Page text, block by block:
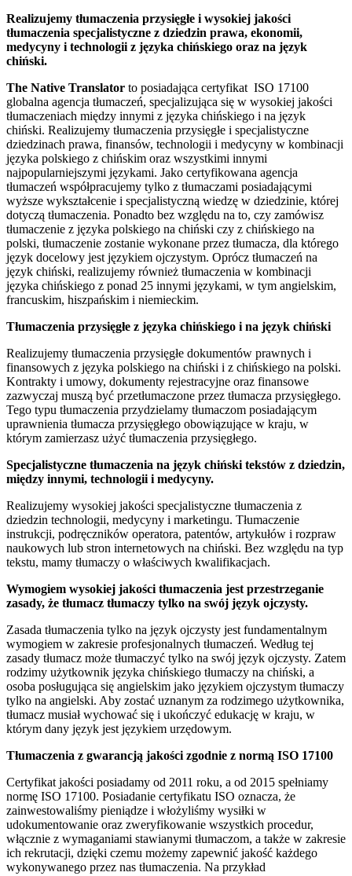
Realizujemy tłumaczenia przysięgłe i wysokiej jakości
tłumaczenia specjalistyczne z dziedzin prawa, ekonomii,
medycyny i technologii z języka chińskiego oraz na język
chiński.
The Native Translator to posiadająca certyfikat ISO 17100
globalna agencja tłumaczeń, specjalizująca się w wysokiej jakości
tłumaczeniach między innymi z języka chińskiego i na język
chiński. Realizujemy tłumaczenia przysięgłe i specjalistyczne
dziedzinach prawa, finansów, technologii i medycyny w kombinacji
języka polskiego z chińskim oraz wszystkimi innymi
najpopularniejszymi językami. Jako certyfikowana agencja
tłumaczeń współpracujemy tylko z tłumaczami posiadającymi
wyższe wykształcenie i specjalistyczną wiedzę w dziedzinie, której
dotyczą tłumaczenia. Ponadto bez względu na to, czy zamówisz
tłumaczenie z języka polskiego na chiński czy z chińskiego na
polski, tłumaczenie zostanie wykonane przez tłumacza, dla którego
język docelowy jest językiem ojczystym. Oprócz tłumaczeń na
język chiński, realizujemy również tłumaczenia w kombinacji
języka chińskiego z ponad 25 innymi językami, w tym angielskim,
francuskim, hiszpańskim i niemieckim.
Tłumaczenia przysięgłe z języka chińskiego i na język chiński
Realizujemy tłumaczenia przysięgłe dokumentów prawnych i
finansowych z języka polskiego na chiński i z chińskiego na polski.
Kontrakty i umowy, dokumenty rejestracyjne oraz finansowe
zazwyczaj muszą być przetłumaczone przez tłumacza przysięgłego.
Tego typu tłumaczenia przydzielamy tłumaczom posiadającym
uprawnienia tłumacza przysięgłego obowiązujące w kraju, w
którym zamierzasz użyć tłumaczenia przysięgłego.
Specjalistyczne tłumaczenia na język chiński tekstów z dziedzin,
między innymi, technologii i medycyny.
Realizujemy wysokiej jakości specjalistyczne tłumaczenia z
dziedzin technologii, medycyny i marketingu. Tłumaczenie
instrukcji, podręczników operatora, patentów, artykułów i rozpraw
naukowych lub stron internetowych na chiński. Bez względu na typ
tekstu, mamy tłumaczy o właściwych kwalifikacjach.
Wymogiem wysokiej jakości tłumaczenia jest przestrzeganie
zasady, że tłumacz tłumaczy tylko na swój język ojczysty.
Zasada tłumaczenia tylko na język ojczysty jest fundamentalnym
wymogiem w zakresie profesjonalnych tłumaczeń. Według tej
zasady tłumacz może tłumaczyć tylko na swój język ojczysty. Zatem
rodzimy użytkownik języka chińskiego tłumaczy na chiński, a
osoba posługująca się angielskim jako językiem ojczystym tłumaczy
tylko na angielski. Aby zostać uznanym za rodzimego użytkownika,
tłumacz musiał wychować się i ukończyć edukację w kraju, w
którym dany język jest językiem urzędowym.
Tłumaczenia z gwarancją jakości zgodnie z normą ISO 17100
Certyfikat jakości posiadamy od 2011 roku, a od 2015 spełniamy
normę ISO 17100. Posiadanie certyfikatu ISO oznacza, że
zainwestowaliśmy pieniądze i włożyliśmy wysiłki w
udokumentowanie oraz zweryfikowanie wszystkich procedur,
włącznie z wymaganiami stawianymi tłumaczom, a także w zakresie
ich rekrutacji, dzięki czemu możemy zapewnić jakość każdego
wykonywanego przez nas tłumaczenia. Na przykład